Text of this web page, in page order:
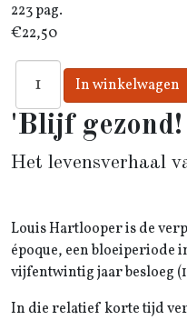
223 pag.
€22,50
'Blijf gezond!
Het levensverhaal
Louis Hartlooper is de
époque, een bloeiperiode
vijfentwintig jaar besloeg
In die relatief korte tijd